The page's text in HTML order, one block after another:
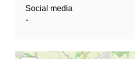
Social media
-